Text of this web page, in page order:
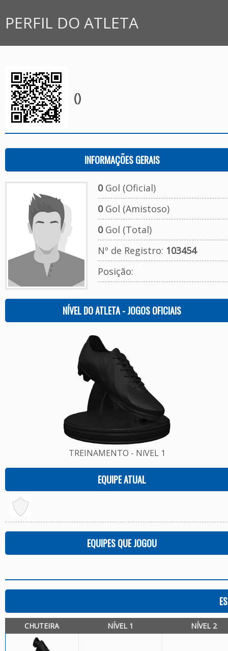
PERFIL DO ATLETA
()
INFORMAÇÕES GERAIS
0Gol (Oficial)
0Gol (Amistoso)
0Gol (Total)
Nº de Registro: 103454
Posição:
NÍVEL DO ATLETA - JOGOS OFICIAIS
TREINAMENTO - NíVEL 1
EQUIPE ATUAL
EQUIPES QUE JOGOU
CHUTEIRA NÍVEL 1 NÍVEL 2